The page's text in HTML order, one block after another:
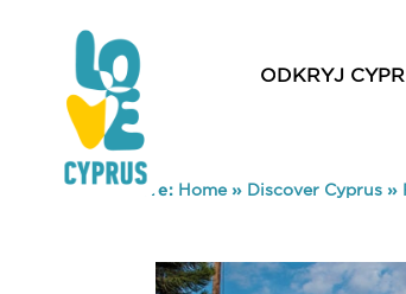
ODKRYJ CYPR
You are here: Home» Discover Cyprus »